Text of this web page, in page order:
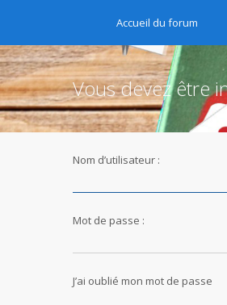
Accueil du forum
Vous devez être
Nom d’utilisateur :
Mot de passe :
J’ai oublié mon mot de passe